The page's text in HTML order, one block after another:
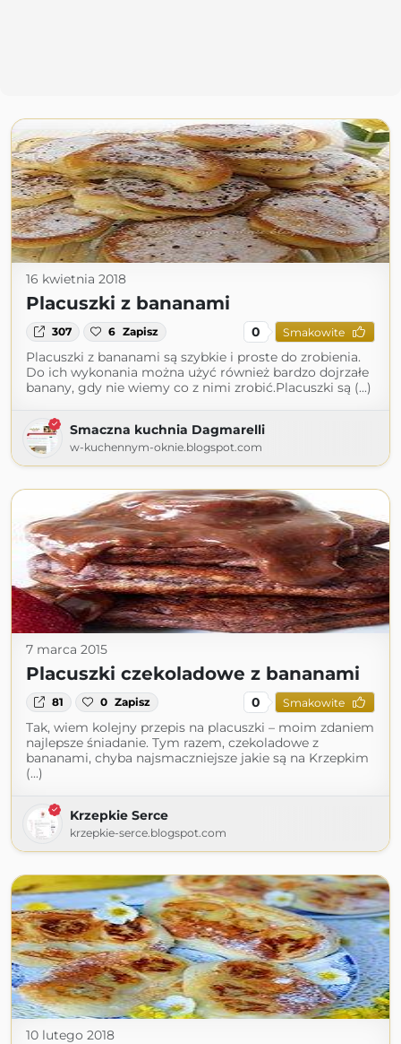
16 kwietnia 2018
Placuszki z bananami
307 6 Zapisz 0 Smakowite
Placuszki z bananami są szybkie i proste do zrobienia.
Do ich wykonania można użyć również bardzo dojrzałe
banany, gdy nie wiemy co z nimi zrobić.Placuszki są (...)
Smaczna kuchnia Dagmarelli
w-kuchennym-oknie.blogspot.com
7 marca 2015
Placuszki czekoladowe z bananami
81 0 Zapisz 0 Smakowite
Tak, wiem kolejny przepis na placuszki – moim zdaniem
najlepsze śniadanie. Tym razem, czekoladowe z
bananami, chyba najsmaczniejsze jakie są na Krzepkim
(...)
Krzepkie Serce
krzepkie-serce.blogspot.com
10 lutego 2018